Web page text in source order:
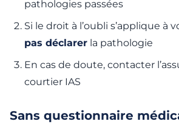
pathologies passées
Si le droit à l’oubli s’applique à
pas déclarer la pathologie
En cas de doute, contacter
courtier IAS
Sans questionnaire